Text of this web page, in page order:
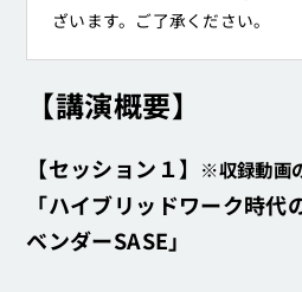
ざいます。ご了承ください。
【講演概要】
【セッション１】 ※収録動画
「ハイブリッドワーク時
ベンダーSASE」